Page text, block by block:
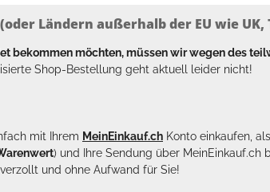
Ländern außerhalb der EU wie
bekommen möchten, müssen wir wegen des
Shop-Bestellung geht aktuell leider nicht!
mit Ihrem MeinEinkauf.ch Konto einkaufen,
) und Ihre Sendung über MeinEinkauf.ch
und ohne Aufwand für Sie!